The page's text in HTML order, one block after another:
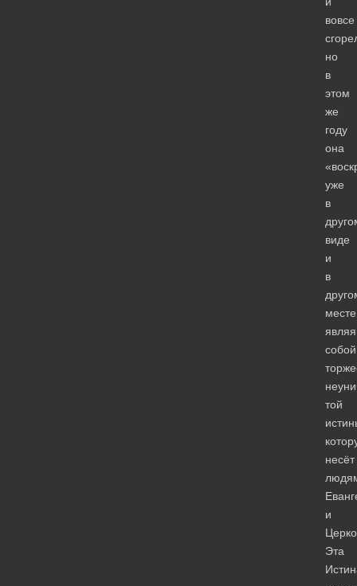
вовсе
но
в
этом
же
году
она
уже
в
виде
и
в
являя
собой
той
несёт
и
Эта